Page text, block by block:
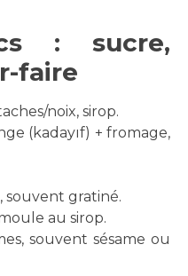
: sucre,
faire
noix, sirop.
(kadayıf) + fromage,
souvent gratiné.
au sirop.
souvent sésame ou